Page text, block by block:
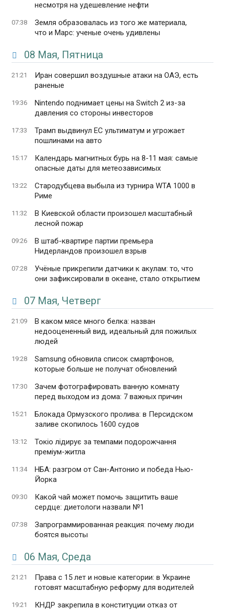
несмотря на удешевление нефти
07:38
Земля образовалась из того же материала,
что и Марс: ученые очень удивлены
08 Мая, Пятница
21:21
Иран совершил воздушные атаки на ОАЭ, есть
раненые
19:36
Nintendo поднимает цены на Switch 2 из-за
давления со стороны инвесторов
17:33
Трамп выдвинул ЕС ультиматум и угрожает
пошлинами на авто
15:17
Календарь магнитных бурь на 8-11 мая: самые
опасные даты для метеозависимых
13:22
Стародубцева выбыла из турнира WTA 1000 в
Риме
11:32
В Киевской области произошел масштабный
лесной пожар
09:26
В штаб-квартире партии премьера
Нидерландов произошел взрыв
07:28
Учёные прикрепили датчики к акулам: то, что
они зафиксировали в океане, стало открытием
07 Мая, Четверг
21:09
В каком мясе много белка: назван
недооцененный вид, идеальный для пожилых
людей
19:28
Samsung обновила список смартфонов,
которые больше не получат обновлений
17:30
Зачем фотографировать ванную комнату
перед выходом из дома: 7 важных причин
15:21
Блокада Ормузского пролива: в Персидском
заливе скопилось 1600 судов
13:12
Токіо лідирує за темпами подорожчання
преміум-житла
11:34
НБА: разгром от Сан-Антонио и победа Нью-
Йорка
09:30
Какой чай может помочь защитить ваше
сердце: диетологи назвали №1
07:38
Запрограммированная реакция: почему люди
боятся высоты
06 Мая, Среда
21:21
Права с 15 лет и новые категории: в Украине
готовят масштабную реформу для водителей
19:21
КНДР закрепила в конституции отказ от